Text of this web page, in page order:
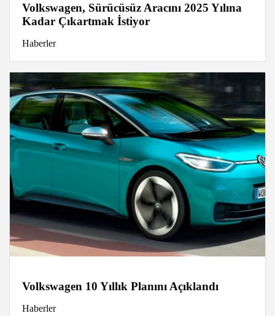
Volkswagen, Sürücüsüz Aracını 2025 Yılına
Kadar Çıkartmak İstiyor
Haberler
Volkswagen 10 Yıllık Planını Açıklandı
Haberler